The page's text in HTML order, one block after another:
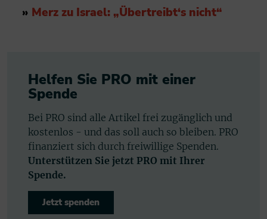
» Merz zu Israel: „Übertreibt‘s nicht“
Helfen Sie PRO mit einer
Spende
Bei PRO sind alle Artikel frei zugänglich und
kostenlos - und das soll auch so bleiben. PRO
finanziert sich durch freiwillige Spenden.
Unterstützen Sie jetzt PRO mit Ihrer
Spende.
Jetzt spenden